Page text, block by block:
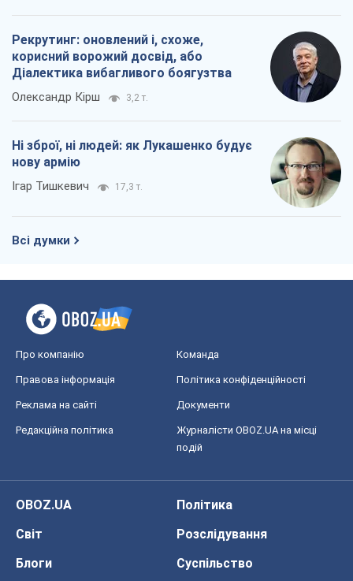
Рекрутинг: оновлений і, схоже,
корисний ворожий досвід, або
Діалектика вибагливого боягузтва
Олександр Кірш 3,2 т.
Ні зброї, ні людей: як Лукашенко будує
нову армію
Ігар Тишкевич 17,3 т.
Всі думки
Про компанію Команда
Правова інформація Політика конфіденційності
Реклама на сайті Документи
Редакційна політика
Журналісти OBOZ.UA на місці
подій
OBOZ.UA
Політика
Світ
Розслідування
Блоги
Суспільство